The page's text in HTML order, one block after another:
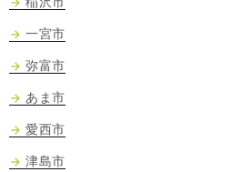
一宮市
弥富市
あま市
愛西市
津島市